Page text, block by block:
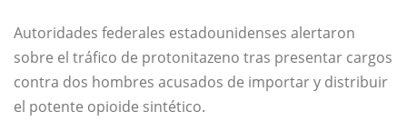
Autoridades federales estadounidenses alertaron
sobre el tráfico de protonitazeno tras presentar cargos
contra dos hombres acusados de importar y distribuir
el potente opioide sintético.